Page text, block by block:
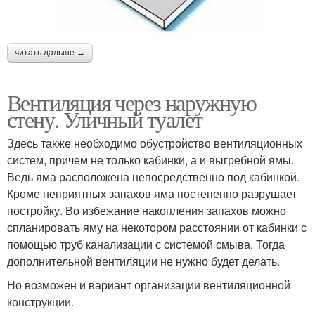
читать дальше →
Вентиляция через наружную
стену. Уличный туалет
Здесь также необходимо обустройство вентиляционных
систем, причем не только кабинки, а и выгребной ямы.
Ведь яма расположена непосредственно под кабинкой.
Кроме неприятных запахов яма постепенно разрушает
постройку. Во избежание накопления запахов можно
спланировать яму на некотором расстоянии от кабинки с
помощью труб канализации с системой смыва. Тогда
дополнительной вентиляции не нужно будет делать.
Но возможен и вариант организации вентиляционной
конструкции.